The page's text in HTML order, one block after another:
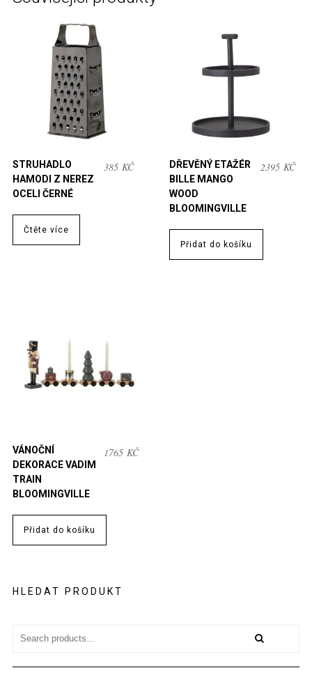
STRUHADLO
HAMODI Z NEREZ
OCELI ČERNÉ
385KČ
Čtěte více
DŘEVĚNÝ ETAŽÉR
BILLE MANGO
WOOD
BLOOMINGVILLE
2395 KČ
Přidat do košíku
VÁNOČNÍ
DEKORACE VADIM
TRAIN
BLOOMINGVILLE
1765 KČ
Přidat do košíku
HLEDAT PRODUKT
for: